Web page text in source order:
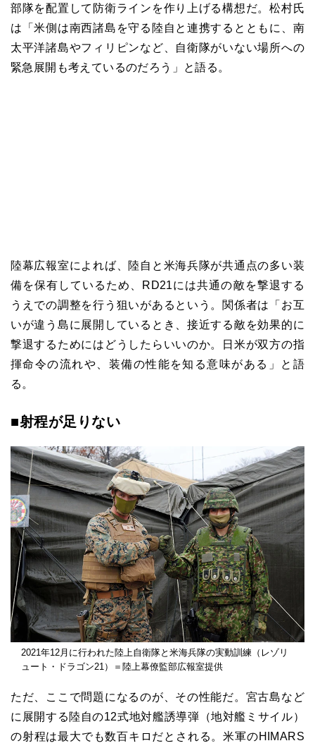
部隊を配置して防衛ラインを作り上げる構想だ。松村氏
は「米側は南西諸島を守る陸自と連携するとともに、南
太平洋諸島やフィリピンなど、自衛隊がいない場所への
緊急展開も考えているのだろう」と語る。
陸幕広報室によれば、陸自と米海兵隊が共通点の多い装
備を保有しているため、RD21には共通の敵を撃退する
うえでの調整を行う狙いがあるという。関係者は「お互
いが違う島に展開しているとき、接近する敵を効果的に
撃退するためにはどうしたらいいのか。日米が双方の指
揮命令の流れや、装備の性能を知る意味がある」と語
る。
■射程が足りない
2021年12月に行われた陸上自衛隊と米海兵隊の実動訓練（レゾリ
ュート・ドラゴン21）＝陸上幕僚監部広報室提供
ただ、ここで問題になるのが、その性能だ。宮古島など
に展開する陸自の12式地対艦誘導弾（地対艦ミサイル）
の射程は最大でも数百キロだとされる。米軍のHIMARS